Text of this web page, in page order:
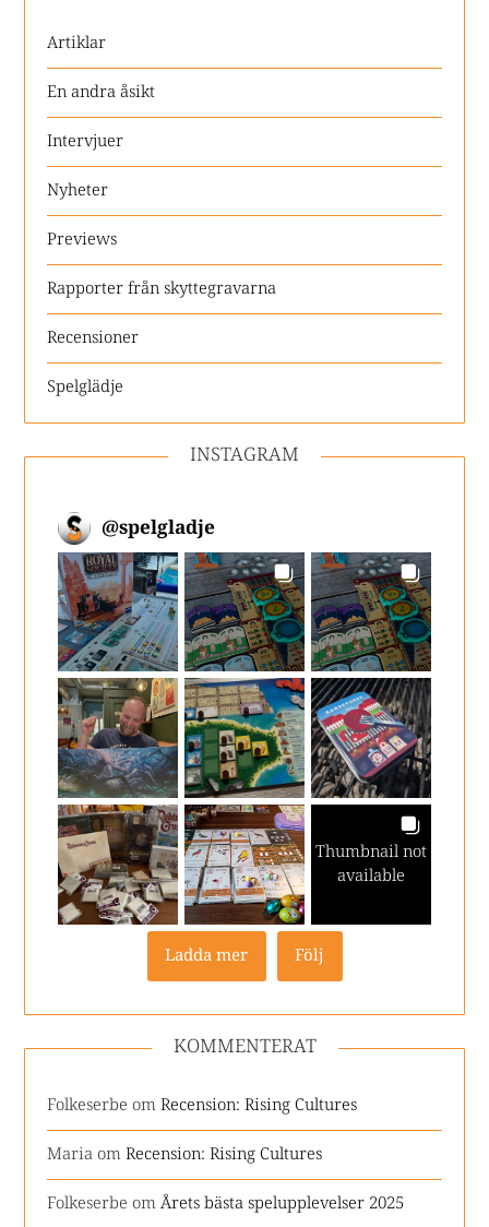
Artiklar
En andra åsikt
Intervjuer
Nyheter
Previews
Rapporter från skyttegravarna
Recensioner
Spelglädje
INSTAGRAM
@spelgladje
Thumbnail not
available
Ladda mer Följ
KOMMENTERAT
Folkeserbe omRecension: Rising Cultures
Maria omRecension: Rising Cultures
Folkeserbe omÅrets bästa spelupplevelser 2025